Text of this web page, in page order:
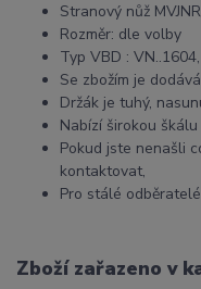
Stranový nůž
Rozměr: dle volby
Typ VBD :
Se zbožím je
Držák je tuhý,
Nabízí širokou škálu
Pokud jste nenašli
kontaktovat,
Pro stálé
Zboží zařazeno v